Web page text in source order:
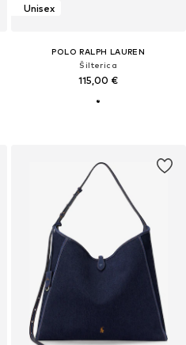
Unisex
POLO RALPH LAUREN
Šilterica
115,00 €